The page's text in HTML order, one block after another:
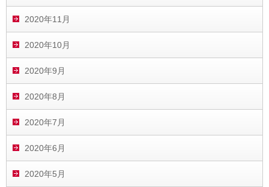
2020年11月
2020年10月
2020年9月
2020年8月
2020年7月
2020年6月
2020年5月